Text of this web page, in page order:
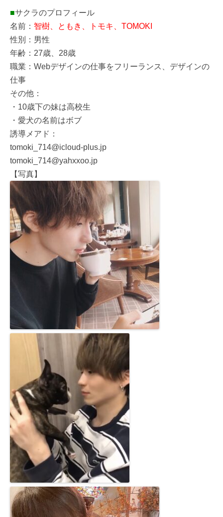
■サクラのプロフィール
名前： 智樹、ともき、トモキ、TOMOKI
性別：男性
年齢：27歳、28歳
職業：Webデザインの仕事をフリーランス、デザインの
仕事
その他：
・10歳下の妹は高校生
・愛犬の名前はボブ
誘導メアド：
tomoki_714@icloud-plus.jp
tomoki_714@yahxxoo.jp
【写真】